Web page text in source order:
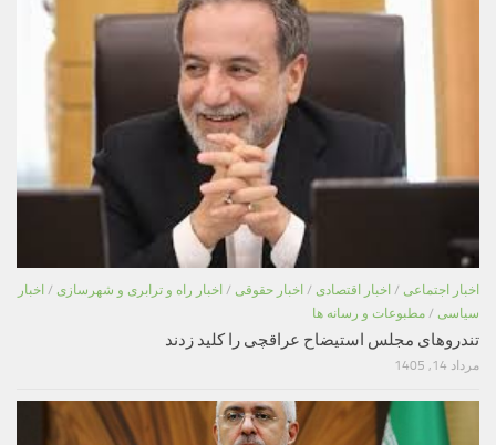
اخبار اجتماعی / اخبار اقتصادی / اخبار حقوقی / اخبار راه و ترابری و شهرسازی / اخبار
سیاسی / مطبوعات و رسانه ها
تندروهای مجلس استیضاح عراقچی را کلید زدند
مرداد 14, 1405